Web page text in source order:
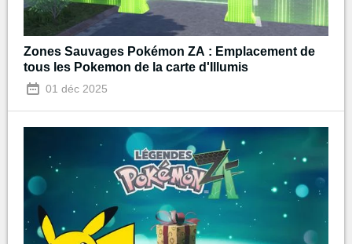
Zones Sauvages Pokémon ZA : Emplacement de
tous les Pokemon de la carte d'Illumis
01 déc 2025